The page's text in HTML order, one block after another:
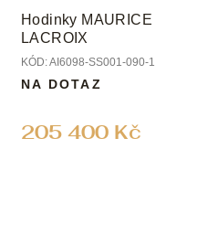
Hodinky MAURICE
LACROIX
KÓD:AI6098-SS001-090-1
205 400 Kč
NA DOTAZ